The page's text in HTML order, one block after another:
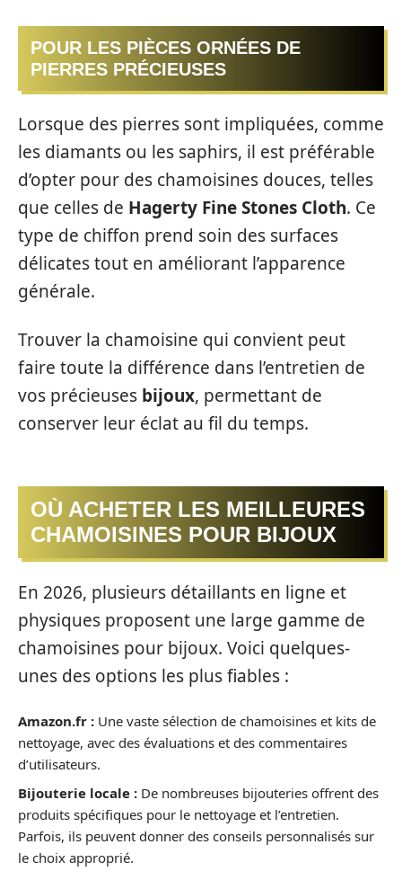
POUR LES PIÈCES ORNÉES DE
PIERRES PRÉCIEUSES
Lorsque des pierres sont impliquées, comme
les diamants ou les saphirs, il est préférable
d’opter pour des chamoisines douces, telles
que celles de Hagerty Fine Stones Cloth. Ce
type de chiffon prend soin des surfaces
délicates tout en améliorant l’apparence
générale.
Trouver la chamoisine qui convient peut
faire toute la différence dans l’entretien de
vos précieuses bijoux, permettant de
conserver leur éclat au fil du temps.
OÙ ACHETER LES MEILLEURES
CHAMOISINES POUR BIJOUX
En 2026, plusieurs détaillants en ligne et
physiques proposent une large gamme de
chamoisines pour bijoux. Voici quelques-
unes des options les plus fiables :
Amazon.fr : Une vaste sélection de chamoisines et kits de
nettoyage, avec des évaluations et des commentaires
d’utilisateurs.
Bijouterie locale : De nombreuses bijouteries offrent des
produits spécifiques pour le nettoyage et l’entretien.
Parfois, ils peuvent donner des conseils personnalisés sur
le choix approprié.